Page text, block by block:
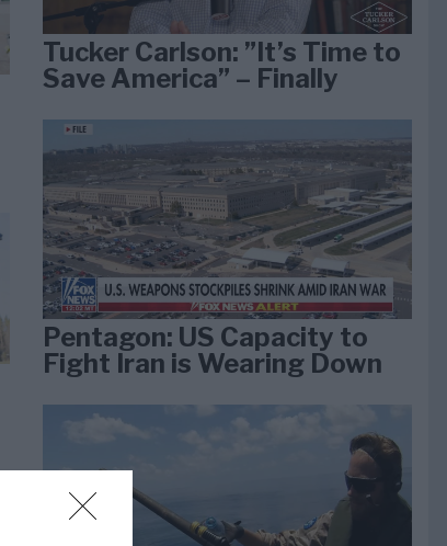
Tucker Carlson: ”It’s Time to
Save America” – Finally
Pentagon: US Capacity to
Fight Iran is Wearing Down